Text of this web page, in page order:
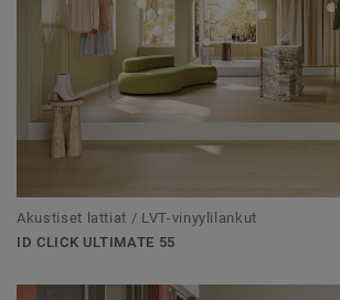
Akustiset lattiat / LVT-vinyylilankut
ID CLICK ULTIMATE 55